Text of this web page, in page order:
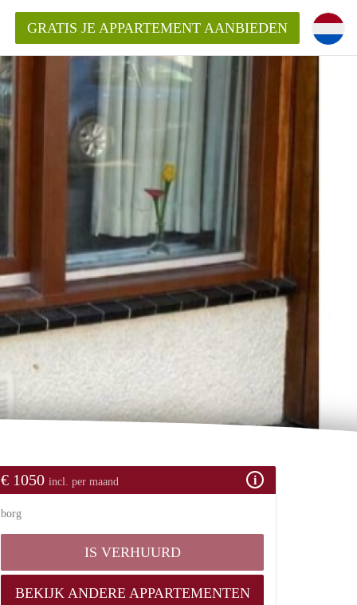
?
GRATIS JE APPARTEMENT AANBIEDEN
€ 1050 incl. per maand
borg
IS VERHUURD
BEKIJK ANDERE APPARTEMENTEN